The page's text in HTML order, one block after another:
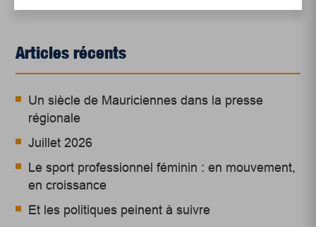
Articles récents
Un siècle de Mauriciennes dans la presse
régionale
Juillet 2026
Le sport professionnel féminin : en mouvement,
en croissance
Et les politiques peinent à suivre